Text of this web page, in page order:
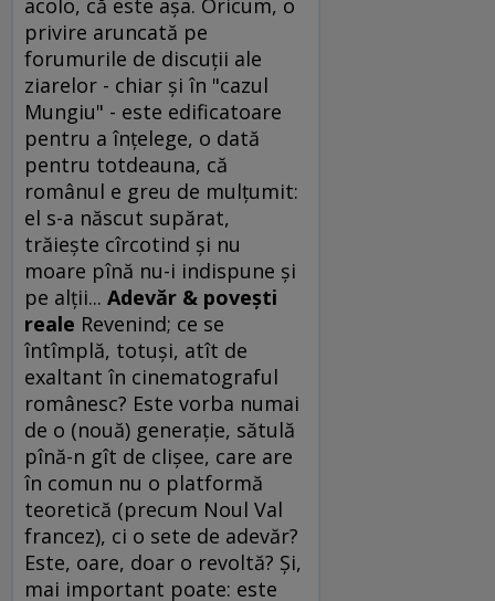
acolo, că este aşa. Oricum, o
privire aruncată pe
forumurile de discuţii ale
ziarelor - chiar şi în "cazul
Mungiu" - este edificatoare
pentru a înţelege, o dată
pentru totdeauna, că
românul e greu de mulţumit:
el s-a născut supărat,
trăieşte cîrcotind şi nu
moare pînă nu-i indispune şi
pe alţii... Adevăr & poveşti
reale Revenind; ce se
întîmplă, totuşi, atît de
exaltant în cinematograful
românesc? Este vorba numai
de o (nouă) generaţie, sătulă
pînă-n gît de clişee, care are
în comun nu o platformă
teoretică (precum Noul Val
francez), ci o sete de adevăr?
Este, oare, doar o revoltă? Şi,
mai important poate: este